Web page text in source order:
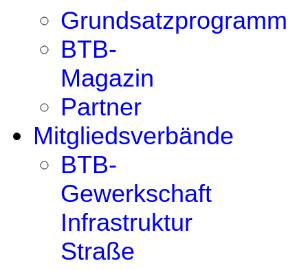
Grundsatzprogramm
BTB-
Magazin
Partner
Mitgliedsverbände
BTB-
Gewerkschaft
Infrastruktur
Straße